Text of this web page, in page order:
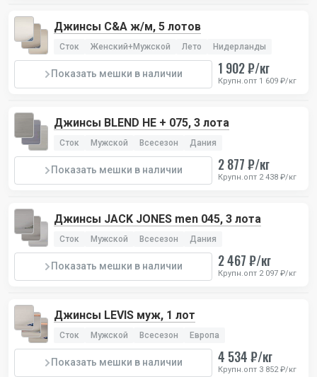
Джинсы C&A ж/м, 5 лотов
Сток Женский+Мужской Лето Нидерланды
Показать мешки в наличии 1 902 ₽/кг
Крупн.опт 1 609 ₽/кг
Джинсы BLEND HE + 075, 3 лота
Сток Мужской Всесезон Дания
Показать мешки в наличии 2 877 ₽/кг
Крупн.опт 2 438 ₽/кг
Джинсы JACK JONES men 045, 3 лота
Сток Мужской Всесезон Дания
Показать мешки в наличии 2 467 ₽/кг
Крупн.опт 2 097 ₽/кг
Джинсы LEVIS муж, 1 лот
Сток Мужской Всесезон Европа
Показать мешки в наличии 4 534 ₽/кг
Крупн.опт 3 852 ₽/кг